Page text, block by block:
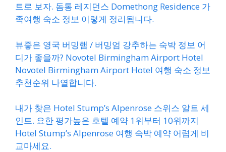
트로 보자. 돔통 레지던스 Domethong Residence 가
족여행 숙소 정보 이렇게 정리됩니다.
뷰좋은 영국 버밍햄 / 버밍엄 강추하는 숙박 정보 어
디가 좋을까? Novotel Birmingham Airport Hotel
Novotel Birmingham Airport Hotel 여행 숙소 정보
추천순위 나열합니다.
내가 찾은 Hotel Stump’s Alpenrose 스위스 알트 세
인트. 요한 평가높은 호텔 예약 1위부터 10위까지
Hotel Stump’s Alpenrose 여행 숙박 예약 어렵게 비
교마세요.